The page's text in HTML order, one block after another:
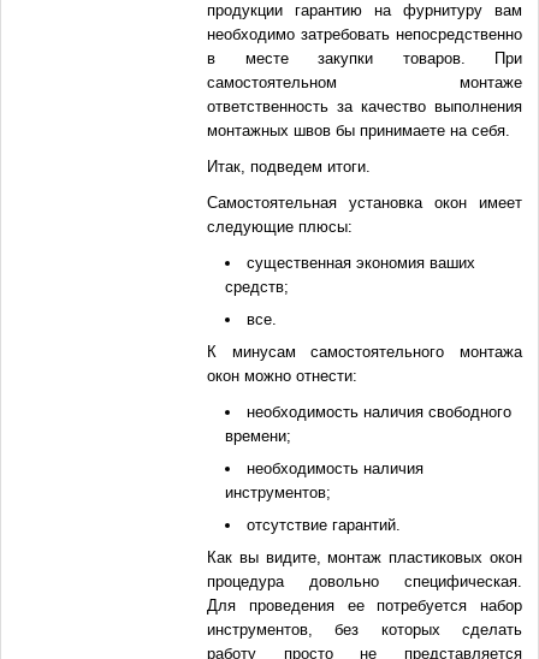
продукции гарантию на фурнитуру вам
необходимо затребовать непосредственно
в месте закупки товаров. При
самостоятельном монтаже
ответственность за качество выполнения
монтажных швов бы принимаете на себя.
Итак, подведем итоги.
Самостоятельная установка окон имеет
следующие плюсы:
существенная экономия ваших
средств;
все.
К минусам самостоятельного монтажа
окон можно отнести:
необходимость наличия свободного
времени;
необходимость наличия
инструментов;
отсутствие гарантий.
Как вы видите, монтаж пластиковых окон
процедура довольно специфическая.
Для проведения ее потребуется набор
инструментов, без которых сделать
работу просто не представляется